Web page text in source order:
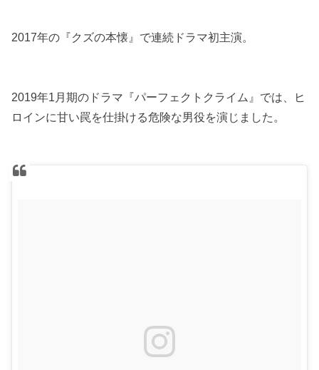
2017年の『クズの本懐』で連続ドラマ初主演。
2019年1月期のドラマ『パーフェクトクライム』では、ヒ
ロインに甘い罠を仕掛ける危険な男役を演じました。